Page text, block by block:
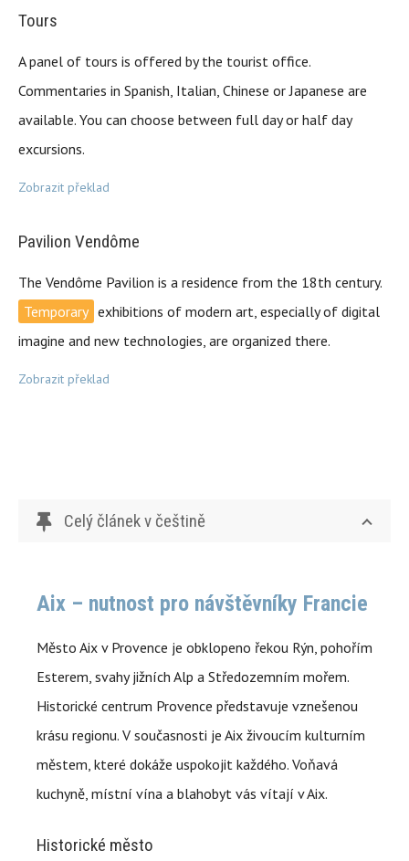
Tours
A panel of tours is offered by the tourist office.
Commentaries in Spanish, Italian, Chinese or Japanese are
available. You can choose between full day or half day
excursions.
Zobrazit překlad
Pavilion Vendôme
The Vendôme Pavilion is a residence from the 18th century.
Temporary exhibitions of modern art, especially of digital
imagine and new technologies, are organized there.
Zobrazit překlad
Celý článek v češtině
Aix – nutnost pro návštěvníky Francie
Město Aix v Provence je obklopeno řekou Rýn, pohořím
Esterem, svahy jižních Alp a Středozemním mořem.
Historické centrum Provence představuje vznešenou
krásu regionu. V současnosti je Aix živoucím kulturním
městem, které dokáže uspokojit každého. Voňavá
kuchyně, místní vína a blahobyt vás vítají v Aix.
Historické město